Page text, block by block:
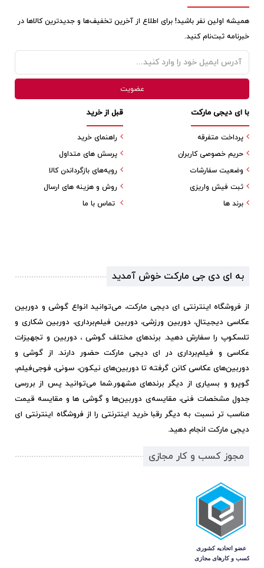
همیشه اولین نفر باشید! برای اطلاع از آخرین تخفیف‌ها و جدیدترین کالاها در
خبرنامه ثبت‌نام کنید.
قبل از خرید
راهنمای خرید
پرسش های متداول
رویه‌های بازگرداندن کالا
روش و هزینه های ارسال
تماس با ما
با ای دیجی مارکت
پرداخت متفرقه
حریم خصوصی کاربران
وضعیت سفارشات
ثبت فیش واریزی
برند ها
به ای دی جی مارکت خوش آمدید
از فروشگاه اینترنتی ای دیجی مارکت، می‌توانید انواع گوشی و دوربین
عکاسی دیجیتال، دوربین ورزشی، دوربین فیلم‌برداری، دوربین شکاری و
تلسکوپ را سفارش دهید. برندهای مختلف گوشی ، دوربین و تجهیزات
عکاسی و فیلم‌برداری در ای دیجی مارکت حضور دارند. از گوشی و
دوربین‌های عکاسی کانن گرفته تا دوربین‌های نیکون، سونی، فوجی‌فیلم،
گوپرو و بسیاری از دیگر برندهای مشهور.شما می‌توانید پس از بررسی
جدول مشخصات فنی، مقایسه‌ی دوربین‌ها و گوشی ها و مقایسه قیمت
مناسب تر نسبت به دیگر رقبا خرید اینترنتی را از فروشگاه اینترنتی ای
دیجی مارکت انجام دهید.
مجوز کسب و کار مجازی